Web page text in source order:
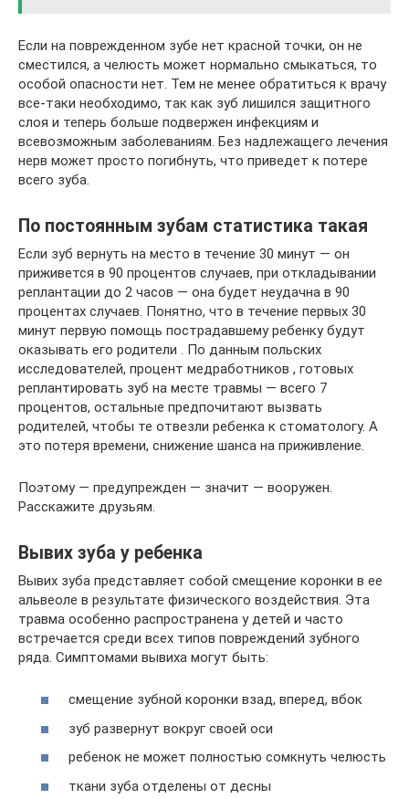
Если на поврежденном зубе нет красной точки, он не
сместился, а челюсть может нормально смыкаться, то
особой опасности нет. Тем не менее обратиться к врачу
все-таки необходимо, так как зуб лишился защитного
слоя и теперь больше подвержен инфекциям и
всевозможным заболеваниям. Без надлежащего лечения
нерв может просто погибнуть, что приведет к потере
всего зуба.
По постоянным зубам статистика такая
Если зуб вернуть на место в течение 30 минут — он
приживется в 90 процентов случаев, при откладывании
реплантации до 2 часов — она будет неудачна в 90
процентах случаев. Понятно, что в течение первых 30
минут первую помощь пострадавшему ребенку будут
оказывать его родители . По данным польских
исследователей, процент медработников , готовых
реплантировать зуб на месте травмы — всего 7
процентов, остальные предпочитают вызвать
родителей, чтобы те отвезли ребенка к стоматологу. А
это потеря времени, снижение шанса на приживление.
Поэтому — предупрежден — значит — вооружен.
Расскажите друзьям.
Вывих зуба у ребенка
Вывих зуба представляет собой смещение коронки в ее
альвеоле в результате физического воздействия. Эта
травма особенно распространена у детей и часто
встречается среди всех типов повреждений зубного
ряда. Симптомами вывиха могут быть:
смещение зубной коронки взад, вперед, вбок
зуб развернут вокруг своей оси
ребенок не может полностью сомкнуть челюсть
ткани зуба отделены от десны